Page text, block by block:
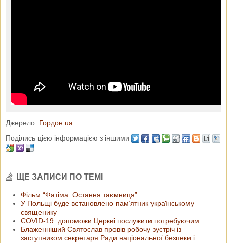
Джерело :Гордон.ua
Поділись цією інформацією з іншими
ЩЕ ЗАПИСИ ПО ТЕМІ
Фільм “Фатіма. Остання таємниця”
У Польщі буде встановлено пам’ятник українському
священику
COVID-19: допоможи Церкві послужити потребуючим
Блаженніший Святослав провів робочу зустріч із
заступником секретаря Ради національної безпеки і